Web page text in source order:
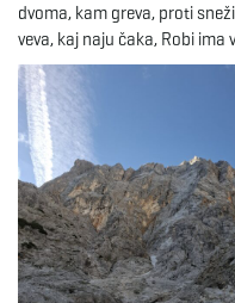
dvoma, kam greva, proti
veva, kaj naju čaka, Robi ima